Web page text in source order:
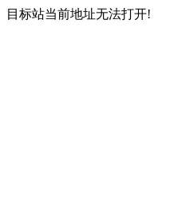
目标站当前地址无法打开!